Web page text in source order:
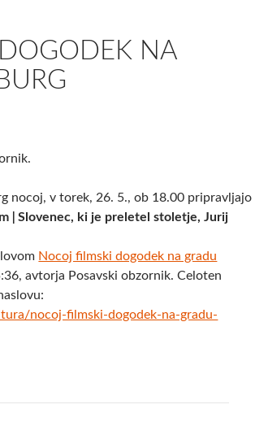
NA
nocoj, v torek, 26. 5., ob 18.00 pripravljajo
ǀ Slovenec, ki je preletel stoletje, Jurij
Nocoj filmski dogodek na gradu
avtorja Posavski obzornik. Celoten
nocoj-filmski-dogodek-na-gradu-